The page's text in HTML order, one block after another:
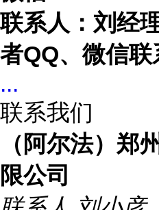
联系人：刘经
者QQ、微信联
...
联系我们
（阿尔法）郑
限公司